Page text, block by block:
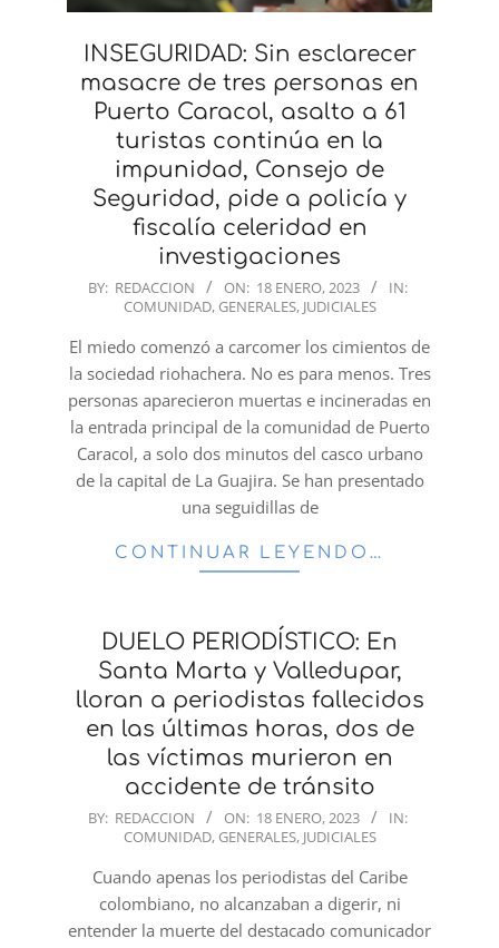
INSEGURIDAD: Sin esclarecer
masacre de tres personas en
Puerto Caracol, asalto a 61
turistas continúa en la
impunidad, Consejo de
Seguridad, pide a policía y
fiscalía celeridad en
investigaciones
2023-
18
BY: REDACCION ON: 18 ENERO, 2023
IN:
COMUNIDAD, GENERALES, JUDICIALES
El miedo comenzó a carcomer los cimientos de
la sociedad riohachera. No es para menos. Tres
personas aparecieron muertas e incineradas en
la entrada principal de la comunidad de Puerto
Caracol, a solo dos minutos del casco urbano
de la capital de La Guajira. Se han presentado
una seguidillas de
CONTINUAR LEYENDO…
DUELO PERIODÍSTICO: En
Santa Marta y Valledupar,
lloran a periodistas fallecidos
en las últimas horas, dos de
las víctimas murieron en
accidente de tránsito
2023-
BY: REDACCION ON: 18 ENERO, 2023
IN:
COMUNIDAD, GENERALES, JUDICIALES
Cuando apenas los periodistas del Caribe
colombiano, no alcanzaban a digerir, ni
entender la muerte del destacado comunicador